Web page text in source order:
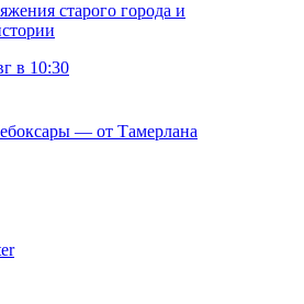
старого города и
в 10:30